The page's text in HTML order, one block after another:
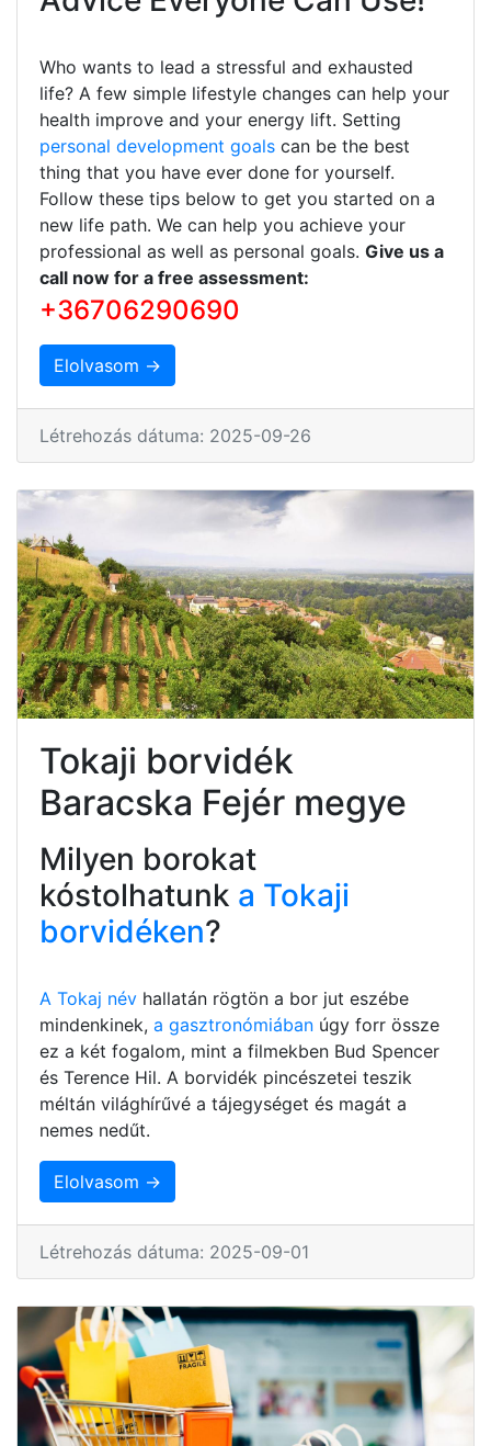
Who wants to lead a stressful and exhausted
life? A few simple lifestyle changes can help your
health improve and your energy lift. Setting
personal development goals can be the best
thing that you have ever done for yourself.
Follow these tips below to get you started on a
new life path. We can help you achieve your
professional as well as personal goals. Give us a
call now for a free assessment:
+36706290690
Elolvasom →
Létrehozás dátuma: 2025-09-26
Tokaji borvidék
Baracska Fejér megye
Milyen borokat
kóstolhatunk a Tokaji
borvidéken?
A Tokaj név hallatán rögtön a bor jut eszébe
mindenkinek, a gasztronómiában úgy forr össze
ez a két fogalom, mint a filmekben Bud Spencer
és Terence Hil. A borvidék pincészetei teszik
méltán világhírűvé a tájegységet és magát a
nemes nedűt.
Elolvasom →
Létrehozás dátuma: 2025-09-01